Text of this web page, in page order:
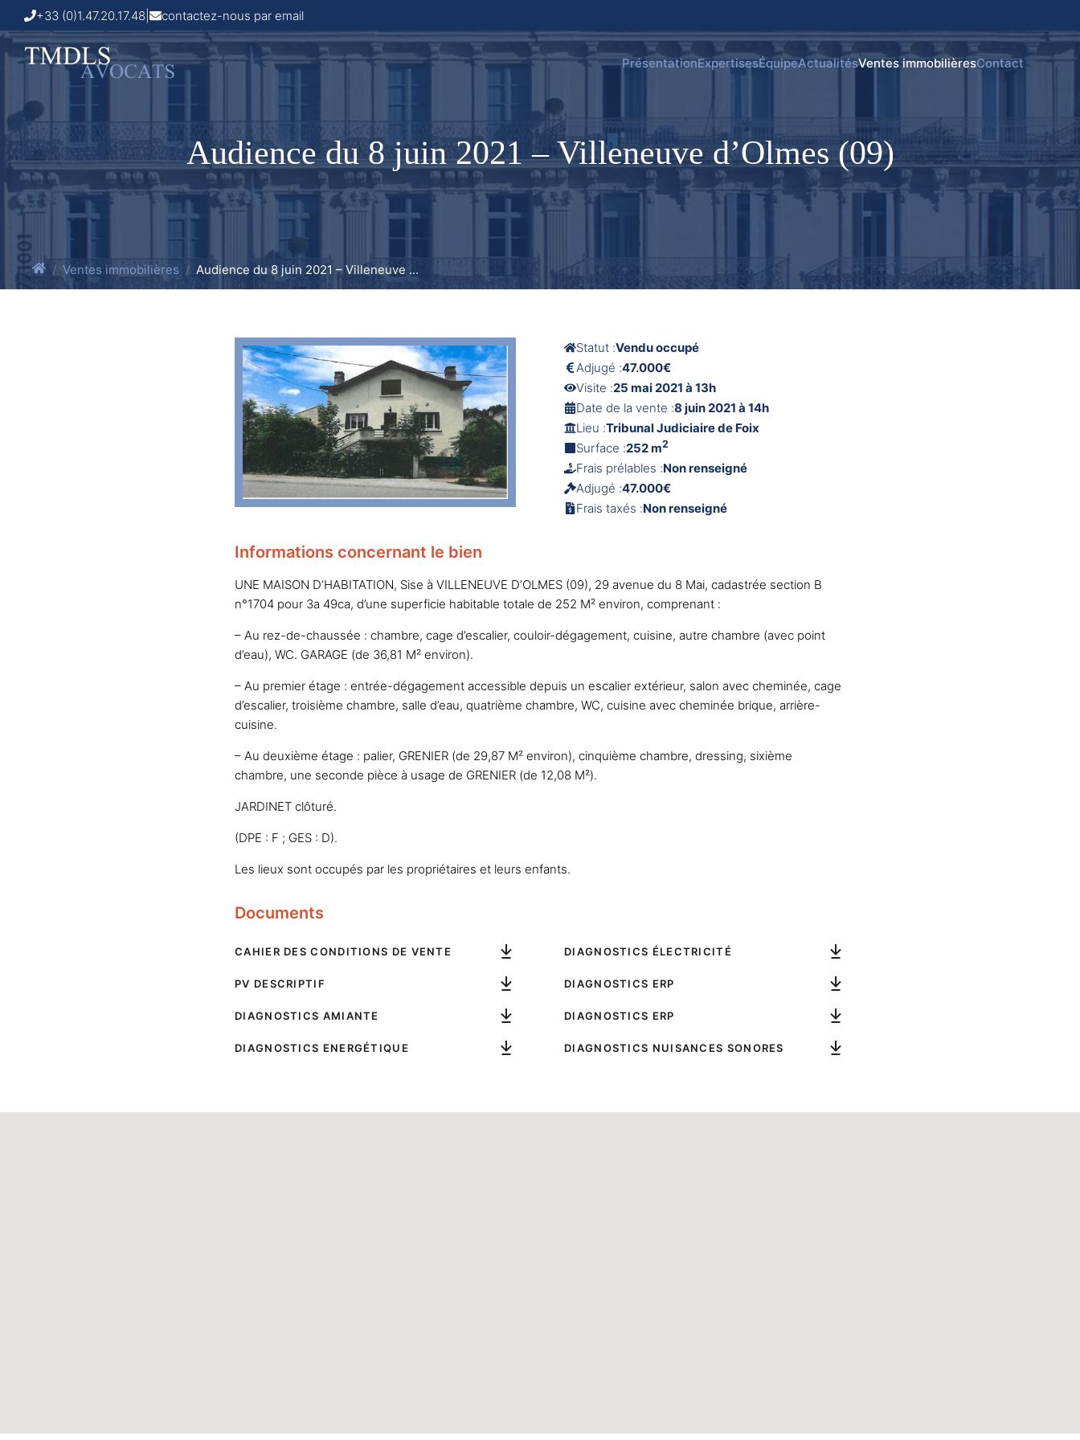
+33 (0)1.47.20.17.48 contactez-nous par email
PrésentationExpertisesÉquipeActualitésVentes immobilièresContact
Audience du 8 juin 2021 – Villeneuve d’Olmes (09)
Ventes immobilières Audience du 8 juin 2021 – Villeneuve ...
Statut :Vendu occupé
Adjugé :47.000€
Visite :25 mai 2021 à 13h
Date de la vente :8 juin 2021 à 14h
Lieu :Tribunal Judiciaire de Foix
Surface :252 m2
Frais prélables :Non renseigné
Adjugé :47.000€
Frais taxés :Non renseigné
Informations concernant le bien
UNE MAISON D’HABITATION, Sise à VILLENEUVE D’OLMES (09), 29 avenue du 8 Mai, cadastrée section B
n°1704 pour 3a 49ca, d’une superficie habitable totale de 252 M² environ, comprenant :
– Au rez-de-chaussée : chambre, cage d’escalier, couloir-dégagement, cuisine, autre chambre (avec point
d’eau), WC. GARAGE (de 36,81 M² environ).
– Au premier étage : entrée-dégagement accessible depuis un escalier extérieur, salon avec cheminée, cage
d’escalier, troisième chambre, salle d’eau, quatrième chambre, WC, cuisine avec cheminée brique, arrière-
cuisine.
– Au deuxième étage : palier, GRENIER (de 29,87 M² environ), cinquième chambre, dressing, sixième
chambre, une seconde pièce à usage de GRENIER (de 12,08 M²).
JARDINET clôturé.
(DPE : F ; GES : D).
Les lieux sont occupés par les propriétaires et leurs enfants.
Documents
CAHIER DES CONDITIONS DE VENTE
PV DESCRIPTIF
DIAGNOSTICS AMIANTE
DIAGNOSTICS ENERGÉTIQUE
DIAGNOSTICS ÉLECTRICITÉ
DIAGNOSTICS ERP
DIAGNOSTICS ERP
DIAGNOSTICS NUISANCES SONORES